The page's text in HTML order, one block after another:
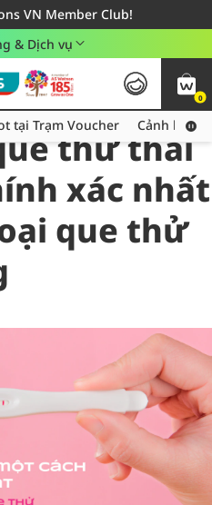
VN Member Club!
đơn hàng từ 249,000Đ
dụng khu vực TP. Hồ Chí Minh
& Dịch vụ
0
Thu thập thêm voucher hot tại Trạm Voucher
tại Trạm Voucher Cảnh báo
thử thai
xác nhất
que thử